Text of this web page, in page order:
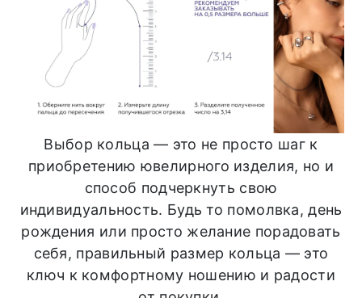
Выбор кольца — это не просто шаг к
приобретению ювелирного изделия, но и
способ подчеркнуть свою
индивидуальность. Будь то помолвка, день
рождения или просто желание порадовать
себя, правильный размер кольца — это
ключ к комфортному ношению и радости